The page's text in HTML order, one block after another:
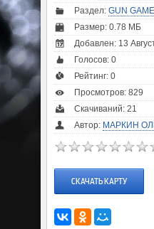
Раздел: GUN GAME
Размер: 0.78 МБ
Добавлен: 13
Голосов: 0
Рейтинг: 0
Просмотров: 829
Скачиваний: 21
Автор: МАРКИН
СКАЧАТЬ КАРТУ